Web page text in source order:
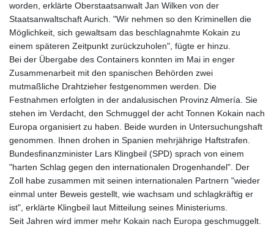
worden, erklärte Oberstaatsanwalt Jan Wilken von der
Staatsanwaltschaft Aurich. "Wir nehmen so den Kriminellen die
Möglichkeit, sich gewaltsam das beschlagnahmte Kokain zu
einem späteren Zeitpunkt zurückzuholen", fügte er hinzu.
Bei der Übergabe des Containers konnten im Mai in enger
Zusammenarbeit mit den spanischen Behörden zwei
mutmaßliche Drahtzieher festgenommen werden. Die
Festnahmen erfolgten in der andalusischen Provinz Almería. Sie
stehen im Verdacht, den Schmuggel der acht Tonnen Kokain nach
Europa organisiert zu haben. Beide wurden in Untersuchungshaft
genommen. Ihnen drohen in Spanien mehrjährige Haftstrafen.
Bundesfinanzminister Lars Klingbeil (SPD) sprach von einem
"harten Schlag gegen den internationalen Drogenhandel". Der
Zoll habe zusammen mit seinen internationalen Partnern "wieder
einmal unter Beweis gestellt, wie wachsam und schlagkräftig er
ist", erklärte Klingbeil laut Mitteilung seines Ministeriums.
Seit Jahren wird immer mehr Kokain nach Europa geschmuggelt.